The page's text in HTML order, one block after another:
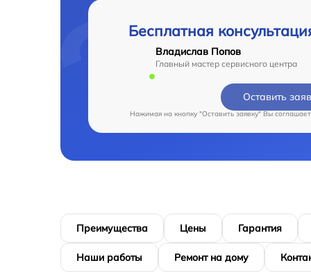
Бесплатная
Владислав Попов
Главный мастер сервисного центра
Оставить
Нажимая на кнопку "Оставить заявку" Вы
Преимущества Цены Гарантия
Наши работы Ремонт на дому